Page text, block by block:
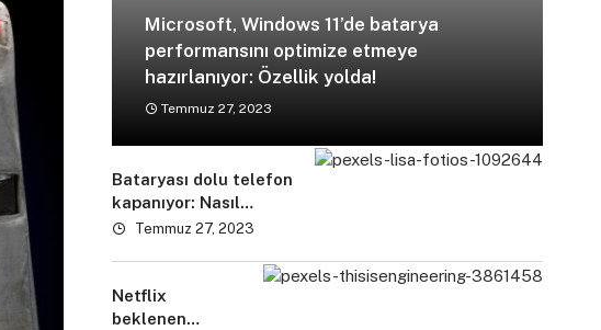
Microsoft, Windows 11’de batarya
performansını optimize etmeye
hazırlanıyor: Özellik yolda!
Temmuz 27, 2023
Bataryası dolu telefon
kapanıyor: Nasıl
çözülür?
Temmuz 27, 2023
Netflix
beklenen